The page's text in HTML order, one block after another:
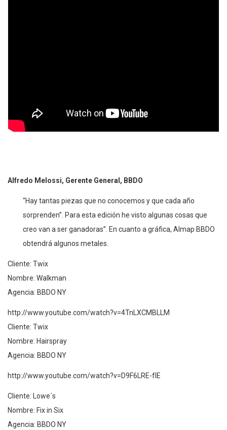
Alfredo Melossi, Gerente General, BBDO
“Hay tantas piezas que no conocemos y que cada año
sorprenden”. Para esta edición he visto algunas cosas que
creo van a ser ganadoras”. En cuanto a gráfica, Almap BBDO
obtendrá algunos metales.
Cliente: Twix
Nombre: Walkman
Agencia: BBDO NY
http://www.youtube.com/watch?v=4TnLXCMBLLM
Cliente: Twix
Nombre: Hairspray
Agencia: BBDO NY
http://www.youtube.com/watch?v=D9F6LRE-fIE
Cliente: Lowe´s
Nombre: Fix in Six
Agencia: BBDO NY